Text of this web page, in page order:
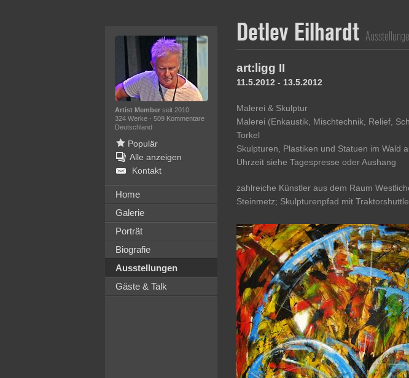
Artist Memberseit 2010
324 Werke · 509 Kommentare
Deutschland
Populär
Alle anzeigen
Kontakt
Home
Galerie
Porträt
Biografie
Ausstellungen
Gäste & Talk
Detlev Eilhardt
art:ligg II
11.5.2012 - 13.5.2012
Malerei & Skulptur
Malerei (Enkaustik, Mischtechnik, Relief,
Torkel
Skulpturen, Plastiken und Statuen im Wald
Uhrzeit siehe Tagespresse oder Aushang
zahlreiche Künstler aus dem Raum
Steinmetz; Skulpturenpfad mit Traktorshuttle.